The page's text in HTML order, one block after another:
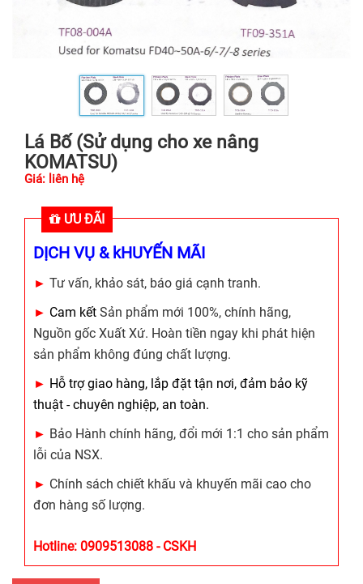
Lá Bố (Sử dụng cho xe nâng
KOMATSU)
Giá: liên hệ
ƯU ĐÃI
DỊCH VỤ & kHUYẾN MÃI
► Tư vấn, khảo sát, báo giá cạnh tranh.
► Cam kết Sản phẩm mới 100%, chính hãng,
Nguồn gốc Xuất Xứ. Hoàn tiền ngay khi phát hiện
sản phẩm không đúng chất lượng.
► Hỗ trợ giao hàng, lắp đặt tận nơi, đảm bảo kỹ
thuật - chuyên nghiệp, an toàn.
► Bảo Hành chính hãng, đổi mới 1:1 cho sản phẩm
lỗi của NSX.
► Chính sách chiết khấu và khuyến mãi cao cho
đơn hàng số lượng.
Hotline: 0909513088 - CSKH